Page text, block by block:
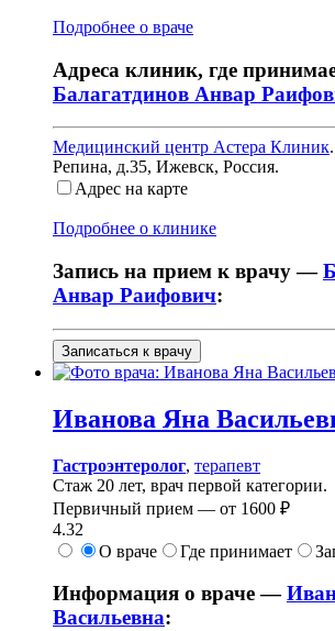
Подробнее о враче
Адреса клиник, где
Балагатдинов Анвар
Медицинский центр Астера Клиник.
Репина, д.35, Ижевск, Россия.
Адрес на карте
Подробнее о клинике
Запись на прием к врачу —
Анвар Раифович:
Записаться к врачу
Иванова Яна
Гастроэнтеролог, терапевт
Стаж 20 лет, врач первой категории.
Первичный прием — от 1600 ₽
4.32
О враче
Где принимает
Информация о враче —
Васильевна: